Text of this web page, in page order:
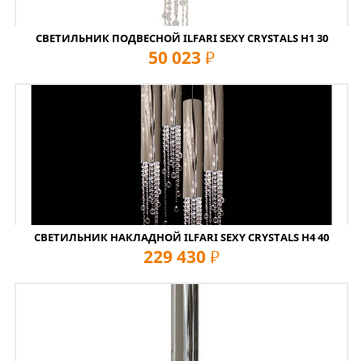
СВЕТИЛЬНИК ПОДВЕСНОЙ ILFARI SEXY CRYSTALS H1 30
50 023 руб
СВЕТИЛЬНИК НАКЛАДНОЙ ILFARI SEXY CRYSTALS H4 40
229 430 руб